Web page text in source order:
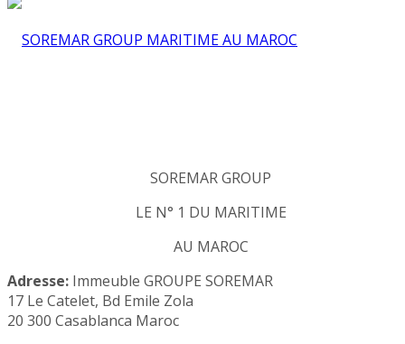
SOREMAR GROUP
LE N° 1 DU MARITIME
AU MAROC
Adresse: Immeuble GROUPE SOREMAR
17 Le Catelet, Bd Emile Zola
20 300 Casablanca Maroc